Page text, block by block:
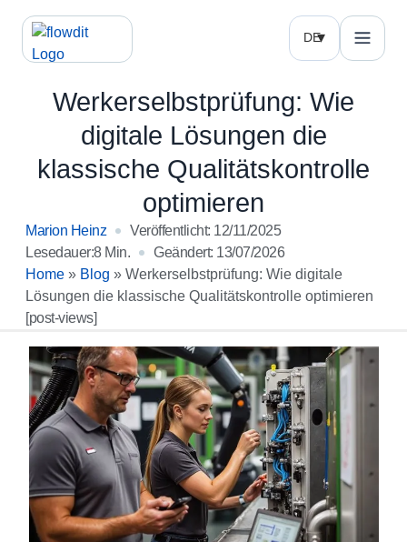
DE
Werkerselbstprüfung: Wie
digitale Lösungen die
klassische Qualitätskontrolle
optimieren
Marion Heinz Veröffentlicht: 12/11/2025
Lesedauer:8 Min.
Geändert: 13/07/2026
Home » Blog »Werkerselbstprüfung: Wie digitale
Lösungen die klassische Qualitätskontrolle optimieren
[post-views]